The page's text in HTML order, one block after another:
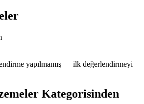
yapılmamış — ilk değerlendirmeyi
Kategorisinden